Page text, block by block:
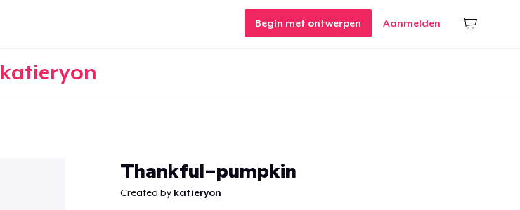
Begin met ontwerpen Aanmelden
katieryon
Thankful-pumpkin
Created by katieryon